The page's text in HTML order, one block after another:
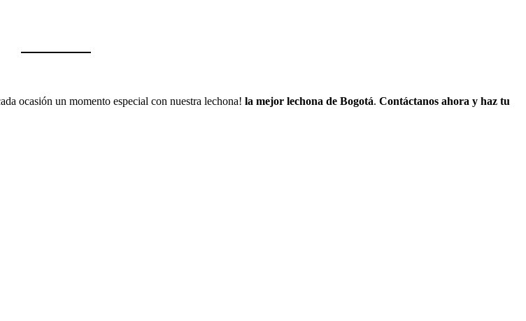
ocasión un momento especial con nuestra lechona! la mejor lechona de Bogotá. Contáctanos ahora y haz tu